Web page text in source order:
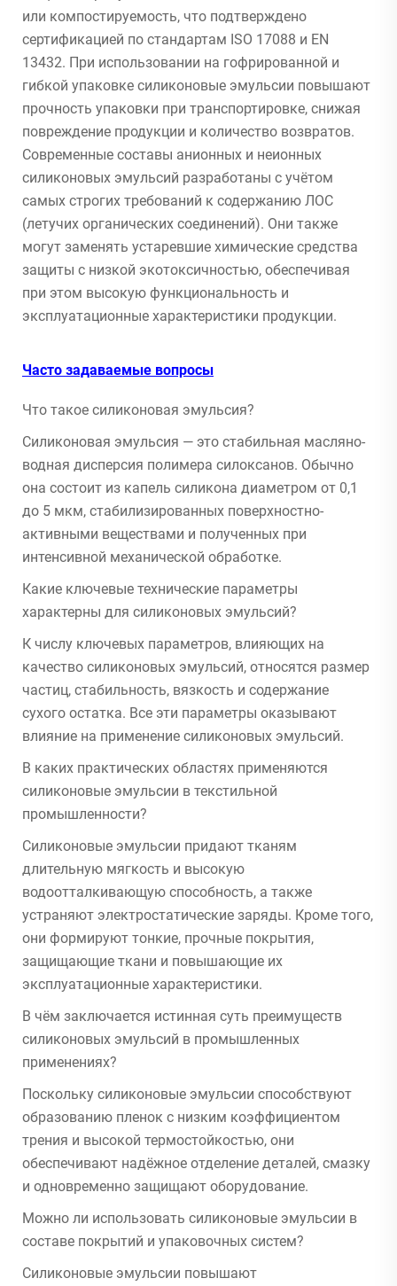
или компостируемость, что подтверждено
сертификацией по стандартам ISO 17088 и EN
13432. При использовании на гофрированной и
гибкой упаковке силиконовые эмульсии повышают
прочность упаковки при транспортировке, снижая
повреждение продукции и количество возвратов.
Современные составы анионных и неионных
силиконовых эмульсий разработаны с учётом
самых строгих требований к содержанию ЛОС
(летучих органических соединений). Они также
могут заменять устаревшие химические средства
защиты с низкой экотоксичностью, обеспечивая
при этом высокую функциональность и
эксплуатационные характеристики продукции.
Часто задаваемые вопросы
Что такое силиконовая эмульсия?
Силиконовая эмульсия — это стабильная масляно-
водная дисперсия полимера силоксанов. Обычно
она состоит из капель силикона диаметром от 0,1
до 5 мкм, стабилизированных поверхностно-
активными веществами и полученных при
интенсивной механической обработке.
Какие ключевые технические параметры
характерны для силиконовых эмульсий?
К числу ключевых параметров, влияющих на
качество силиконовых эмульсий, относятся размер
частиц, стабильность, вязкость и содержание
сухого остатка. Все эти параметры оказывают
влияние на применение силиконовых эмульсий.
В каких практических областях применяются
силиконовые эмульсии в текстильной
промышленности?
Силиконовые эмульсии придают тканям
длительную мягкость и высокую
водоотталкивающую способность, а также
устраняют электростатические заряды. Кроме того,
они формируют тонкие, прочные покрытия,
защищающие ткани и повышающие их
эксплуатационные характеристики.
В чём заключается истинная суть преимуществ
силиконовых эмульсий в промышленных
применениях?
Поскольку силиконовые эмульсии способствуют
образованию пленок с низким коэффициентом
трения и высокой термостойкостью, они
обеспечивают надёжное отделение деталей, смазку
и одновременно защищают оборудование.
Можно ли использовать силиконовые эмульсии в
составе покрытий и упаковочных систем?
Силиконовые эмульсии повышают